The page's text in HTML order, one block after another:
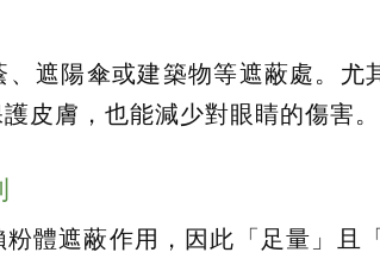
遮陽傘或建築物等遮蔽處。
皮膚，也能減少對眼睛的傷害。
體遮蔽作用，因此「足量」且